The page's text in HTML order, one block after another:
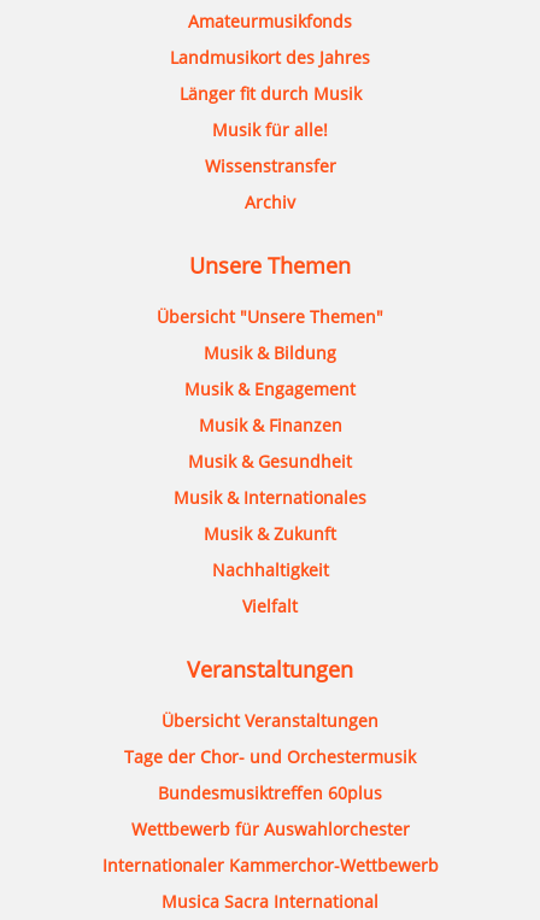
Amateurmusikfonds
Landmusikort des Jahres
Länger fit durch Musik
Musik für alle!
Wissenstransfer
Archiv
Unsere Themen
Übersicht "Unsere Themen"
Musik & Bildung
Musik & Engagement
Musik & Finanzen
Musik & Gesundheit
Musik & Internationales
Musik & Zukunft
Nachhaltigkeit
Vielfalt
Veranstaltungen
Übersicht Veranstaltungen
Tage der Chor- und Orchestermusik
Bundesmusiktreffen 60plus
Wettbewerb für Auswahlorchester
Internationaler Kammerchor-Wettbewerb
Musica Sacra International